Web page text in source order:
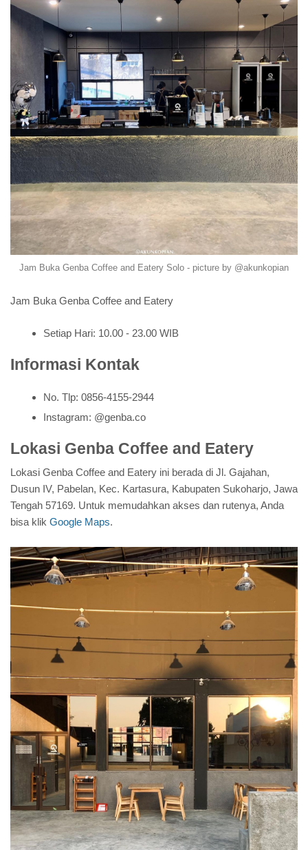
Jam Buka Genba Coffee and Eatery Solo - picture by @akunkopian
Jam Buka Genba Coffee and Eatery
Setiap Hari: 10.00 - 23.00 WIB
Informasi Kontak
No. Tlp: 0856-4155-2944
Instagram: @genba.co
Lokasi Genba Coffee and Eatery
Lokasi Genba Coffee and Eatery ini berada di Jl. Gajahan,
Dusun IV, Pabelan, Kec. Kartasura, Kabupaten Sukoharjo, Jawa
Tengah 57169. Untuk memudahkan akses dan rutenya, Anda
bisa klik Google Maps.